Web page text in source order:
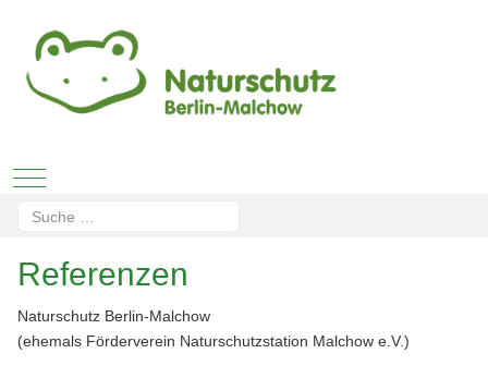
Mobile Menu Toggle
Suchen
Referenzen
Naturschutz Berlin-Malchow
(ehemals Förderverein Naturschutzstation Malchow e.V.)